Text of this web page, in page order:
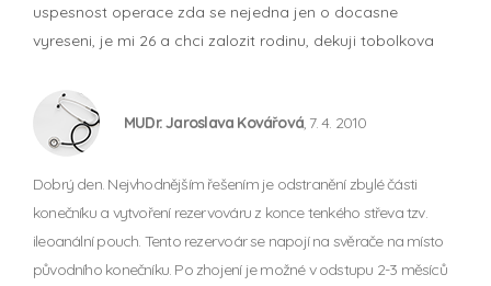
uspesnost operace zda se nejedna jen o docasne
vyreseni, je mi 26 a chci zalozit rodinu, dekuji tobolkova
MUDr. Jaroslava Kovářová, 7. 4. 2010
Dobrý den. Nejvhodnějším řešením je odstranění zbylé části
konečníku a vytvoření rezervováru z konce tenkého střeva tzv.
ileoanální pouch. Tento rezervoár se napojí na svěrače na místo
původního konečníku. Po zhojení je možné v odstupu 2-3 měsíců